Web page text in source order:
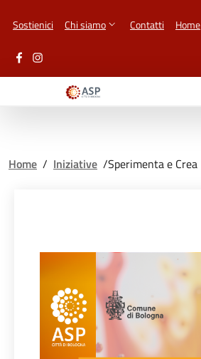
Sostienici Chi siamo Contatti Home
Home / Iniziative /Sperimenta e Crea